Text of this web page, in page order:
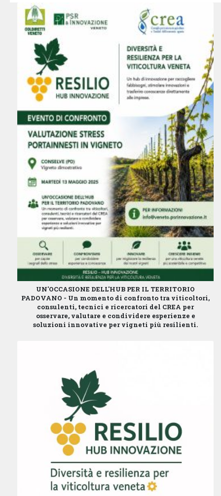
UN'OCCASIONE DELL'HUB PER IL TERRITORIO
PADOVANO - Un momento di confronto tra viticoltori,
consulenti, tecnici e ricercatori del CREA per
osservare, valutare e condividere esperienze e
soluzioni innovative per vigneti più resilienti.